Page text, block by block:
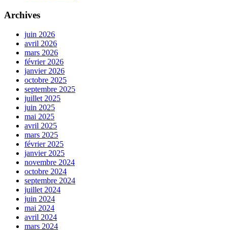
Archives
juin 2026
avril 2026
mars 2026
février 2026
janvier 2026
octobre 2025
septembre 2025
juillet 2025
juin 2025
mai 2025
avril 2025
mars 2025
février 2025
janvier 2025
novembre 2024
octobre 2024
septembre 2024
juillet 2024
juin 2024
mai 2024
avril 2024
mars 2024